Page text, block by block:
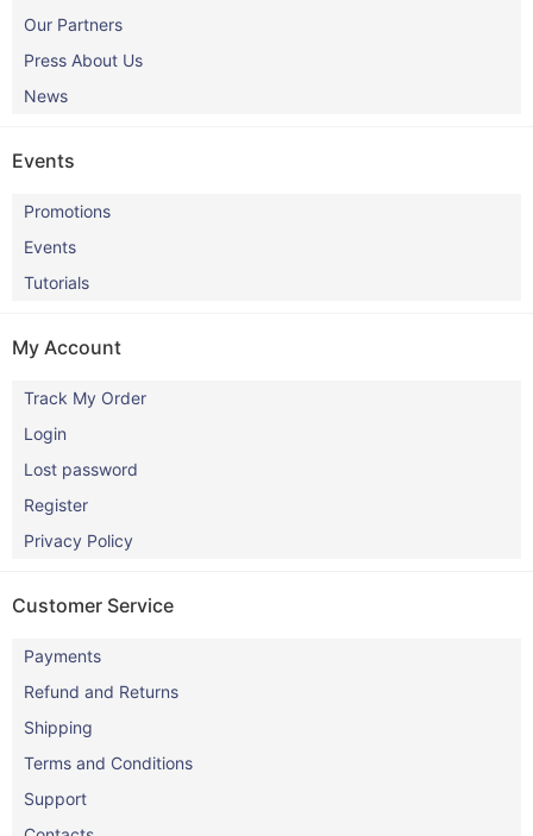
Our Partners
Press About Us
News
Events
Promotions
Events
Tutorials
My Account
Track My Order
Login
Lost password
Register
Privacy Policy
Customer Service
Payments
Refund and Returns
Shipping
Terms and Conditions
Support